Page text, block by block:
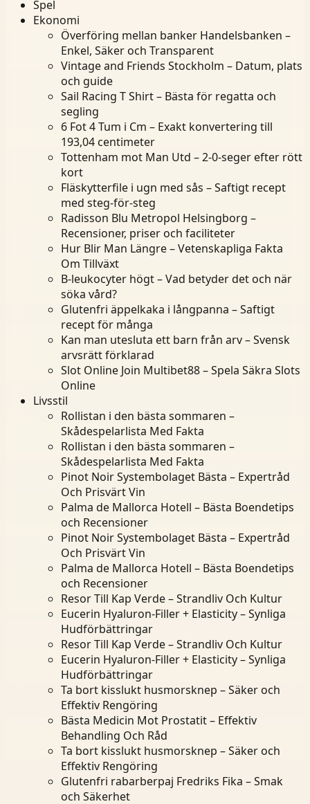
Spel
Ekonomi
Överföring mellan banker Handelsbanken –
Enkel, Säker och Transparent
Vintage and Friends Stockholm – Datum, plats
och guide
Sail Racing T Shirt – Bästa för regatta och
segling
6 Fot 4 Tum i Cm – Exakt konvertering till
193,04 centimeter
Tottenham mot Man Utd – 2-0-seger efter rött
kort
Fläskytterfile i ugn med sås – Saftigt recept
med steg-för-steg
Radisson Blu Metropol Helsingborg –
Recensioner, priser och faciliteter
Hur Blir Man Längre – Vetenskapliga Fakta
Om Tillväxt
B-leukocyter högt – Vad betyder det och när
söka vård?
Glutenfri äppelkaka i långpanna – Saftigt
recept för många
Kan man utesluta ett barn från arv – Svensk
arvsrätt förklarad
Slot Online Join Multibet88 – Spela Säkra Slots
Online
Livsstil
Rollistan i den bästa sommaren –
Skådespelarlista Med Fakta
Rollistan i den bästa sommaren –
Skådespelarlista Med Fakta
Pinot Noir Systembolaget Bästa – Expertråd
Och Prisvärt Vin
Palma de Mallorca Hotell – Bästa Boendetips
och Recensioner
Pinot Noir Systembolaget Bästa – Expertråd
Och Prisvärt Vin
Palma de Mallorca Hotell – Bästa Boendetips
och Recensioner
Resor Till Kap Verde – Strandliv Och Kultur
Eucerin Hyaluron-Filler + Elasticity – Synliga
Hudförbättringar
Resor Till Kap Verde – Strandliv Och Kultur
Eucerin Hyaluron-Filler + Elasticity – Synliga
Hudförbättringar
Ta bort kisslukt husmorsknep – Säker och
Effektiv Rengöring
Bästa Medicin Mot Prostatit – Effektiv
Behandling Och Råd
Ta bort kisslukt husmorsknep – Säker och
Effektiv Rengöring
Glutenfri rabarberpaj Fredriks Fika – Smak
och Säkerhet